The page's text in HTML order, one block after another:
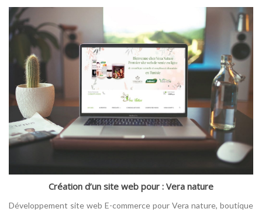
Création d’un site web pour : Vera nature
Développement site web E-commerce pour Vera nature, boutique